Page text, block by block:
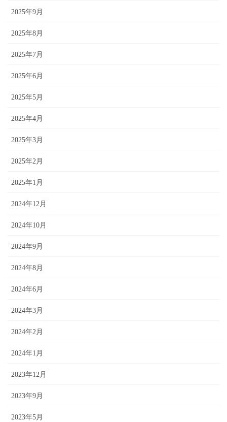
2025年9月
2025年8月
2025年7月
2025年6月
2025年5月
2025年4月
2025年3月
2025年2月
2025年1月
2024年12月
2024年10月
2024年9月
2024年8月
2024年6月
2024年3月
2024年2月
2024年1月
2023年12月
2023年9月
2023年5月